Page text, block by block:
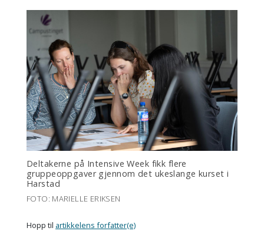
Deltakerne på Intensive Week fikk flere
gruppeoppgaver gjennom det ukeslange kurset i
Harstad
FOTO: MARIELLE ERIKSEN
Hopp til artikkelens forfatter(e)